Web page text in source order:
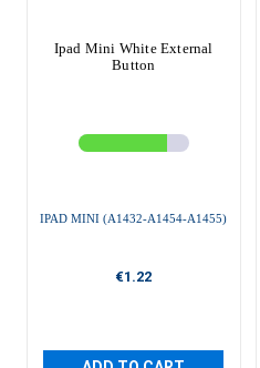
Ipad Mini White External
Button
IPAD MINI (A1432-A1454-A1455)
€1.22